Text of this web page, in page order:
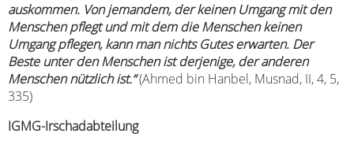
auskommen. Von jemandem, der keinen Umgang mit den
Menschen pflegt und mit dem die Menschen keinen
Umgang pflegen, kann man nichts Gutes erwarten. Der
Beste unter den Menschen ist derjenige, der anderen
Menschen nützlich ist.“(Ahmed bin Hanbel, Musnad, II, 4, 5,
335)
IGMG-Irschadabteilung